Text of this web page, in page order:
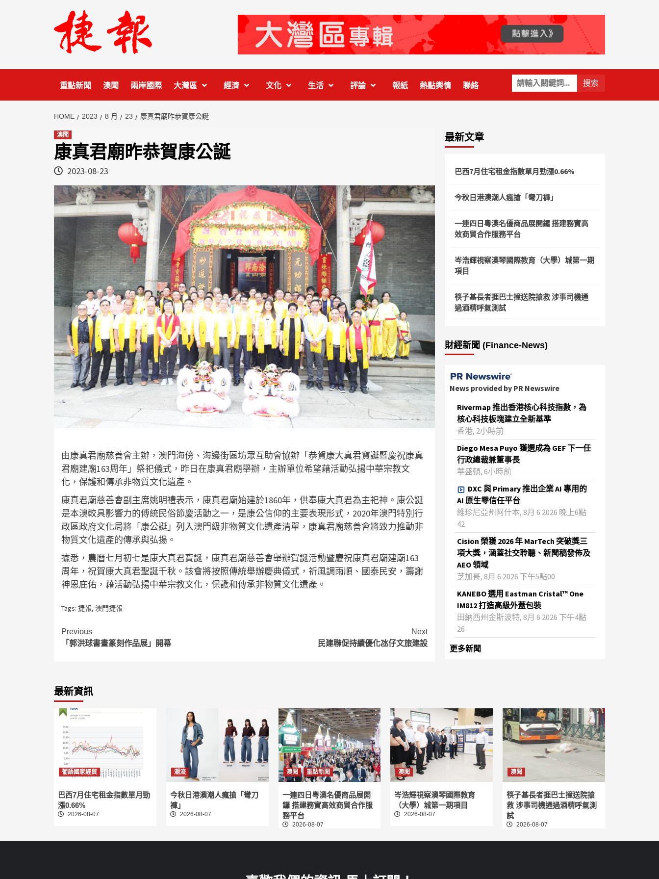
關
鍵
字:
重點新聞 澳聞 兩岸國際 大灣區 經濟 文化 生活 評論 報紙 熱點輿情 聯絡
HOME 2023 8 月 23 康真君廟昨恭賀康公誕
澳聞
康真君廟昨恭賀康公誕
2023-08-23
由康真君廟慈善會主辦，澳門海傍、海邊街區坊眾互助會協辦「恭賀康大真君寶誕暨慶祝康真
君廟建廟163周年」祭祀儀式，昨日在康真君廟舉辦，主辦單位希望藉活動弘揚中華宗教文
化，保護和傳承非物質文化遺產。
康真君廟慈善會副主席姚明禮表示，康真君廟始建於1860年，供奉康大真君為主祀神。康公誕
是本澳較具影響力的傅統民俗節慶活動之一，是康公信仰的主要表現形式，2020年澳門特別行
政區政府文化局將「康公誕」列入澳門級非物質文化遺產清單，康真君廟慈善會將致力推動非
物質文化遺產的傳承與弘揚。
據悉，農曆七月初七是康大真君寶誕，康真君廟慈善會舉辦賀誕活動暨慶祝康真君廟建廟163
周年，祝賀康大真君聖誕千秋。該會將按照傳統舉辦慶典儀式，祈風調雨順、國泰民安，籌謝
神恩庇佑，藉活動弘揚中華宗教文化，保護和傳承非物質文化遺產。
Tags: 捷報, 澳門捷報
Continue
Reading
Previous
「郭洪球書畫篆刻作品展」開幕
Next
民建聯促持續優化氹仔文旅建設
最新文章
巴西7月住宅租金指數單月勁漲0.66%
今秋日港澳潮人瘋搶「彎刀褲」
一連四日粵澳名優商品展開鑼 搭建務實高
效商貿合作服務平台
岑浩輝視察澳琴國際教育（大學）城第一期
項目
筷子基長者捱巴士撞送院搶救 涉事司機通
過酒精呼氣測試
財經新聞 (Finance-News)
News provided by PR Newswire
Rivermap 推出香港核心科技指數，為
核心科技板塊建立全新基準
香港, 2小時前
Diego Mesa Puyo 獲選成為 GEF 下一任
行政總裁兼董事長
華盛頓, 6小時前
DXC 與 Primary 推出企業 AI 專用的
AI 原生零信任平台
維珍尼亞州阿什本, 8月 6 2026 晚上6點
42
Cision 榮獲 2026 年 MarTech 突破獎三
項大獎，涵蓋社交聆聽、新聞稿發佈及
AEO 領域
芝加哥, 8月 6 2026 下午5點00
KANEBO 選用 Eastman Cristal™ One
IM812 打造高級外蓋包裝
田納西州金斯波特, 8月 6 2026 下午4點
26
更多新聞
最新資訊
葡語國家經貿
巴西7月住宅租金指數單月勁
漲0.66%
2026-08-07
潮流
今秋日港澳潮人瘋搶「彎刀
褲」
2026-08-07
澳聞 重點新聞
一連四日粵澳名優商品展開
鑼 搭建務實高效商貿合作服
務平台
2026-08-07
澳聞
岑浩輝視察澳琴國際教育
（大學）城第一期項目
2026-08-07
澳聞
筷子基長者捱巴士撞送院搶
救 涉事司機通過酒精呼氣測
試
2026-08-07